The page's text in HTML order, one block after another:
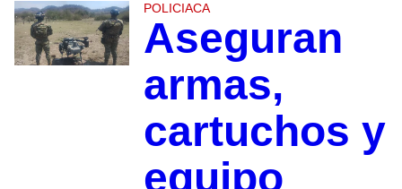
POLICIACA
Aseguran
armas,
cartuchos y
equipo